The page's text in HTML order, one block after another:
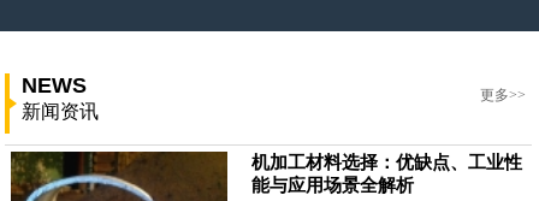
NEWS
新闻资讯
更多>>
机加工材料选择：优缺点、工业性
能与应用场景全解析